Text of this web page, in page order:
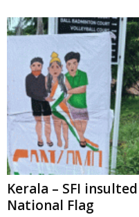
Kerala – SFI
National Flag